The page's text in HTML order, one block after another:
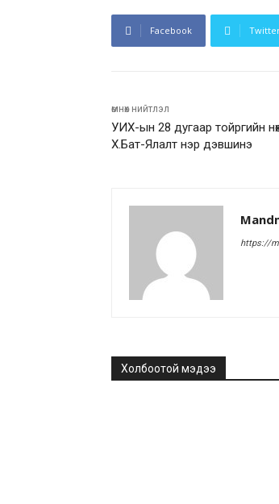
Facebook
өмнөх нийтлэл
УИХ-ын 28 дугаар тойргийн
Х.Бат-Ялалт нэр дэвшинэ
https://
Холбоотой мэдээ